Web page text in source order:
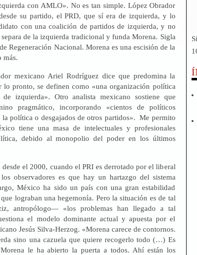
con AMLO». No es tan simple. López Obrador
su partido, el PRD, que sí era de izquierda, y lo
con una coalición de partidos de izquierda, y no
separa de la izquierda tradicional y funda Morena. Sigla
Regeneración Nacional. Morena es una escisión de la
más.
mexicano Ariel Rodríguez dice que predomina la
lo pronto, se definen como «una organización política
izquierda». Otro analista mexicano sostiene que
pragmático, incorporando «cientos de políticos
la política o desgajados de otros partidos». Me permito
tiene una masa de intelectuales y profesionales
debido al monopolio del poder en los últimos
el 2000, cuando el PRI es derrotado por el liberal
observadores es que hay un hartazgo del sistema
México ha sido un país con una gran estabilidad
lograban una hegemonía. Pero la situación es de tal
antropólogo— «los problemas han llegado a tal
el modelo dominante actual y apuesta por el
Jesús Silva-Herzog. «Morena carece de contornos.
sino una cazuela que quiere recogerlo todo (…) Es
le ha abierto la puerta a todos. Ahí están los